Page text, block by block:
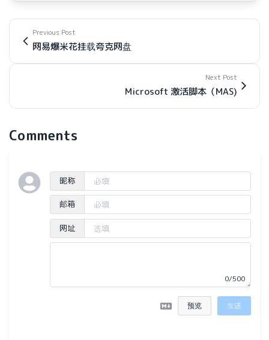
Previous Post
网易爆米花挂载夸克网盘
Next Post
Microsoft 激活脚本（MAS)
Comments
昵称
邮箱
网址
0/500
预览 发送